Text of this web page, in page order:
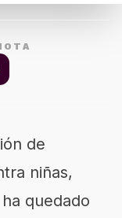
de
niñas,
quedado